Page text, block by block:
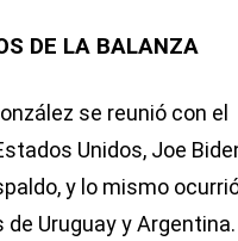
DE LA BALANZA
se reunió con el
Unidos, Joe
y lo mismo
de Uruguay y Argentina.